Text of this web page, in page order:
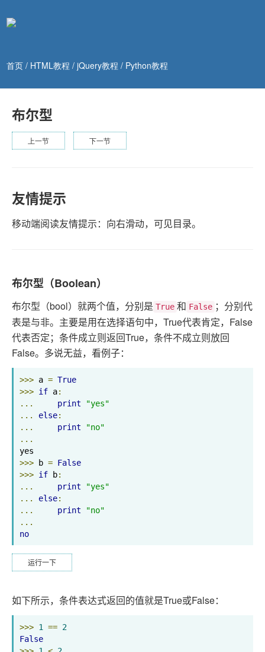
首页 / HTML教程 /jQuery教程 / Python教程
布尔型
上一节 下一节
友情提示
移动端阅读友情提示：向右滑动，可见目录。
布尔型（Boolean）
布尔型（bool）就两个值，分别是 True 和 False ；分别代
表是与非。主要是用在选择语句中，True代表肯定，False
代表否定；条件成立则返回True，条件不成立则放回
False。多说无益，看例子：
>>> a = True
>>> if a:
...
print
"yes"
...
else:
...
print
"no"
...
>>> b = False
>>> if b:
...
print
"yes"
...
else:
...
print
"no"
...
no
运行一下
如下所示，条件表达式返回的值就是True或False：
>>> 1 == 2
False